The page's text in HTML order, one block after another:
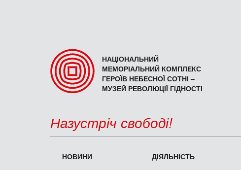
НАЦІОНАЛЬНИЙ
МЕМОРІАЛЬНИЙ КОМПЛЕКС
ГЕРОЇВ НЕБЕСНОЇ СОТНІ –
МУЗЕЙ РЕВОЛЮЦІЇ ГІДНОСТІ
Назустріч свободі!
НОВИНИ
ДІЯЛЬНІСТЬ